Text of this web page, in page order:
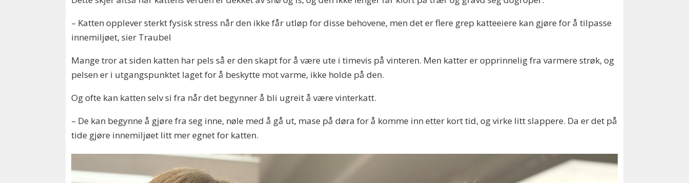
– Katten opplever sterkt fysisk stress når den ikke får utløp for disse behovene, men det er flere grep katteeiere kan gjøre for å tilpasse
innemiljøet, sier Traubel
Mange tror at siden katten har pels så er den skapt for å være ute i timevis på vinteren. Men katter er opprinnelig fra varmere strøk, og
pelsen er i utgangspunktet laget for å beskytte mot varme, ikke holde på den.
Og ofte kan katten selv si fra når det begynner å bli ugreit å være vinterkatt.
– De kan begynne å gjøre fra seg inne, nøle med å gå ut, mase på døra for å komme inn etter kort tid, og virke litt slappere. Da er det på
tide gjøre innemiljøet litt mer egnet for katten.